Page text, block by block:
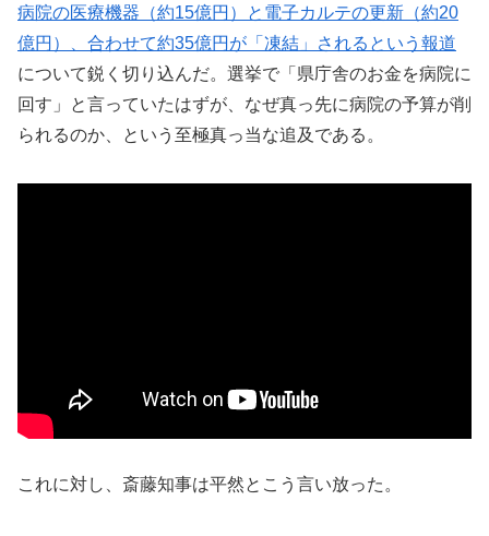
病院の医療機器（約15億円）と電子カルテの更新（約20
億円）、合わせて約35億円が「凍結」されるという報道
について鋭く切り込んだ。選挙で「県庁舎のお金を病院に
回す」と言っていたはずが、なぜ真っ先に病院の予算が削
られるのか、という至極真っ当な追及である。
これに対し、斎藤知事は平然とこう言い放った。